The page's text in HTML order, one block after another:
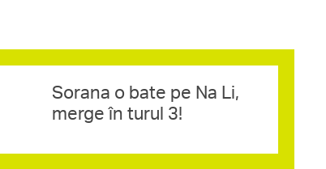
Sorana o bate pe Na Li,
merge în turul 3!